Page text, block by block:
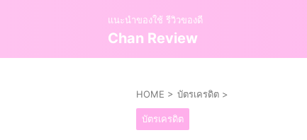
แนะนำของใช้ รีวิวของดี
Chan Review
HOME > บัตรเครดิต >
บัตรเครดิต